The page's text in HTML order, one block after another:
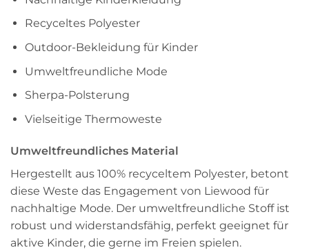
Recyceltes Polyester
Outdoor-Bekleidung für Kinder
Umweltfreundliche Mode
Sherpa-Polsterung
Vielseitige Thermoweste
Umweltfreundliches Material
Hergestellt aus 100% recyceltem Polyester, betont
diese Weste das Engagement von Liewood für
nachhaltige Mode. Der umweltfreundliche Stoff ist
robust und widerstandsfähig, perfekt geeignet für
aktive Kinder, die gerne im Freien spielen.